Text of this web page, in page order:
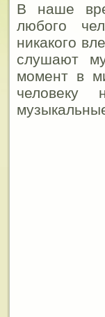
В наше
любого
никакого
слушают
момент в
человеку